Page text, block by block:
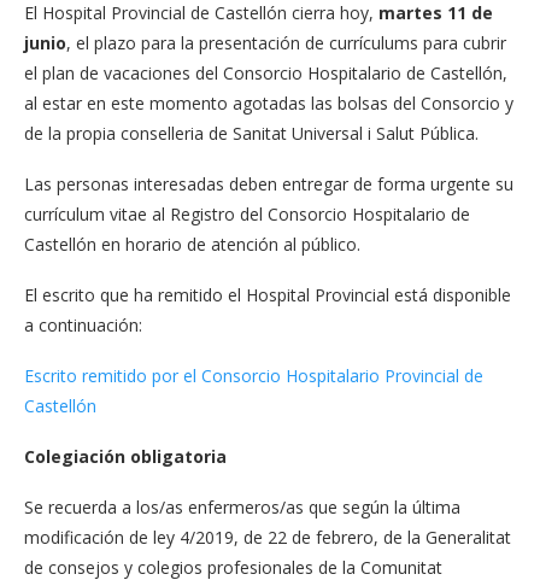
El Hospital Provincial de Castellón cierra hoy, martes 11 de
junio, el plazo para la presentación de currículums para cubrir
el plan de vacaciones del Consorcio Hospitalario de Castellón,
al estar en este momento agotadas las bolsas del Consorcio y
de la propia conselleria de Sanitat Universal i Salut Pública.
Las personas interesadas deben entregar de forma urgente su
currículum vitae al Registro del Consorcio Hospitalario de
Castellón en horario de atención al público.
El escrito que ha remitido el Hospital Provincial está disponible
a continuación:
Escrito remitido por el Consorcio Hospitalario Provincial de
Castellón
Colegiación obligatoria
Se recuerda a los/as enfermeros/as que según la última
modificación de ley 4/2019, de 22 de febrero, de la Generalitat
de consejos y colegios profesionales de la Comunitat